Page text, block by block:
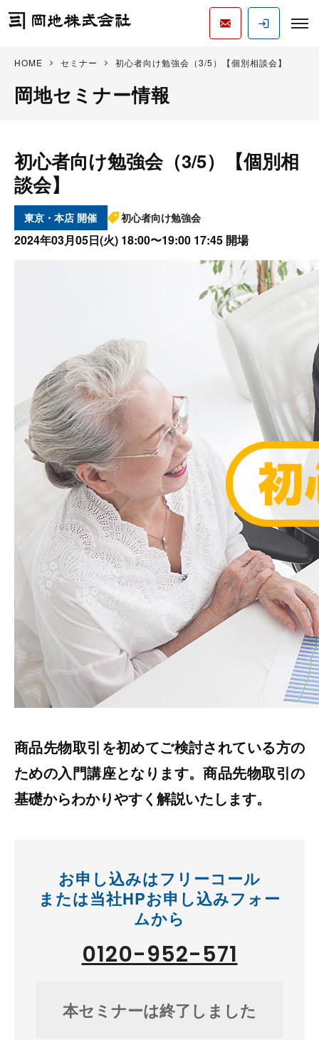
HOME セミナー 初心者向け勉強会（3/5）【個別相談会】
岡地セミナー情報
初心者向け勉強会（3/5）【個別相
談会】
東京・本店 初心者向け勉強会
2024年03月05日(火) 18:00〜19:00 17:45
商品先物取引を初めてご検討されている方の
ための入門講座となります。商品先物取引の
基礎からわかりやすく解説いたします。
お申し込みはフリーコール
または当社HPお申し込みフォー
ムから
0120-952-571
本セミナーは終了しました